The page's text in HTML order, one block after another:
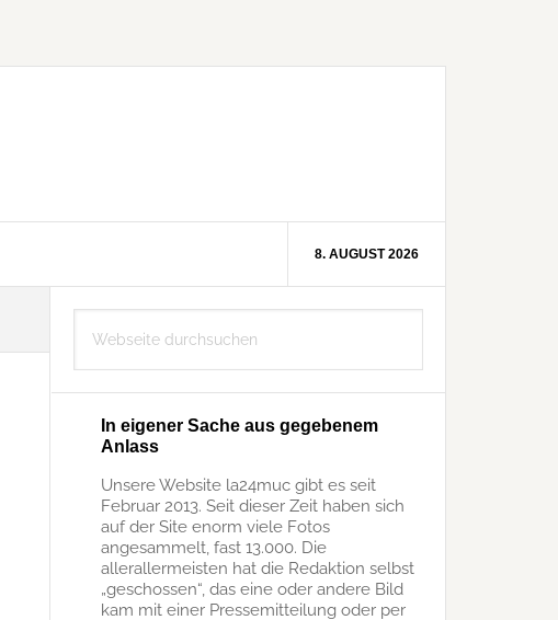
8. AUGUST 2026
Seitenspalte
durchsuchen
In eigener Sache aus gegebenem
Anlass
Unsere Website la24muc gibt es seit
Februar 2013. Seit dieser Zeit haben sich
auf der Site enorm viele Fotos
angesammelt, fast 13.000. Die
allerallermeisten hat die Redaktion selbst
„geschossen“, das eine oder andere Bild
kam mit einer Pressemitteilung oder per